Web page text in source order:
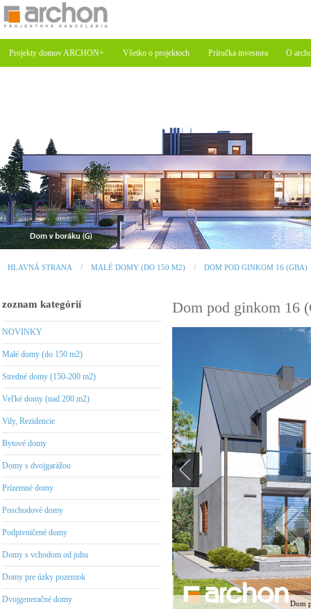
Projekty domov ARCHON+ Všetko o projektoch Príručka investora O
HLAVNÁ STRANA MALÉ DOMY (DO 150 M2) DOM POD GINKOM 16 (GBA)
zoznam kategórií
NOVINKY
Malé domy (do 150 m2)
Stredné domy (150-200 m2)
Veľké domy (nad 200 m2)
Vily, Rezidencie
Bytové domy
Domy s dvojgarážou
Prízemné domy
Poschodové domy
Podpivničené domy
Domy s vchodom od juhu
Domy pre úzky pozemok
Dvojgeneračné domy
Dom pod ginkom 16
Dom